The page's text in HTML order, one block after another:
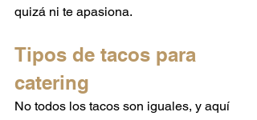
quizá ni te apasiona.
Tipos de tacos para
catering
No todos los tacos son iguales, y aquí